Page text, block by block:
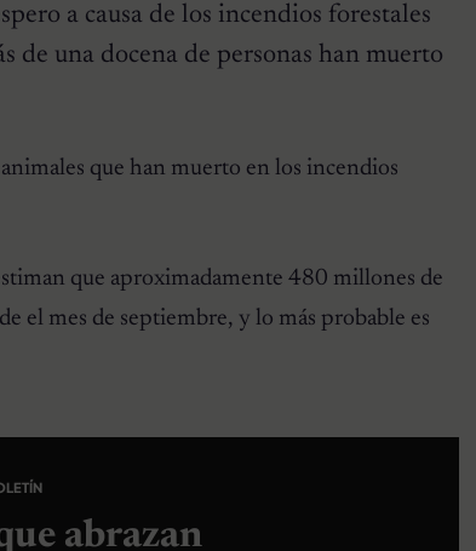
a causa de los incendios forestales
de una docena de personas han muerto
que han muerto en los incendios
que aproximadamente 480 millones de
el mes de septiembre, y lo más probable es
abrazan